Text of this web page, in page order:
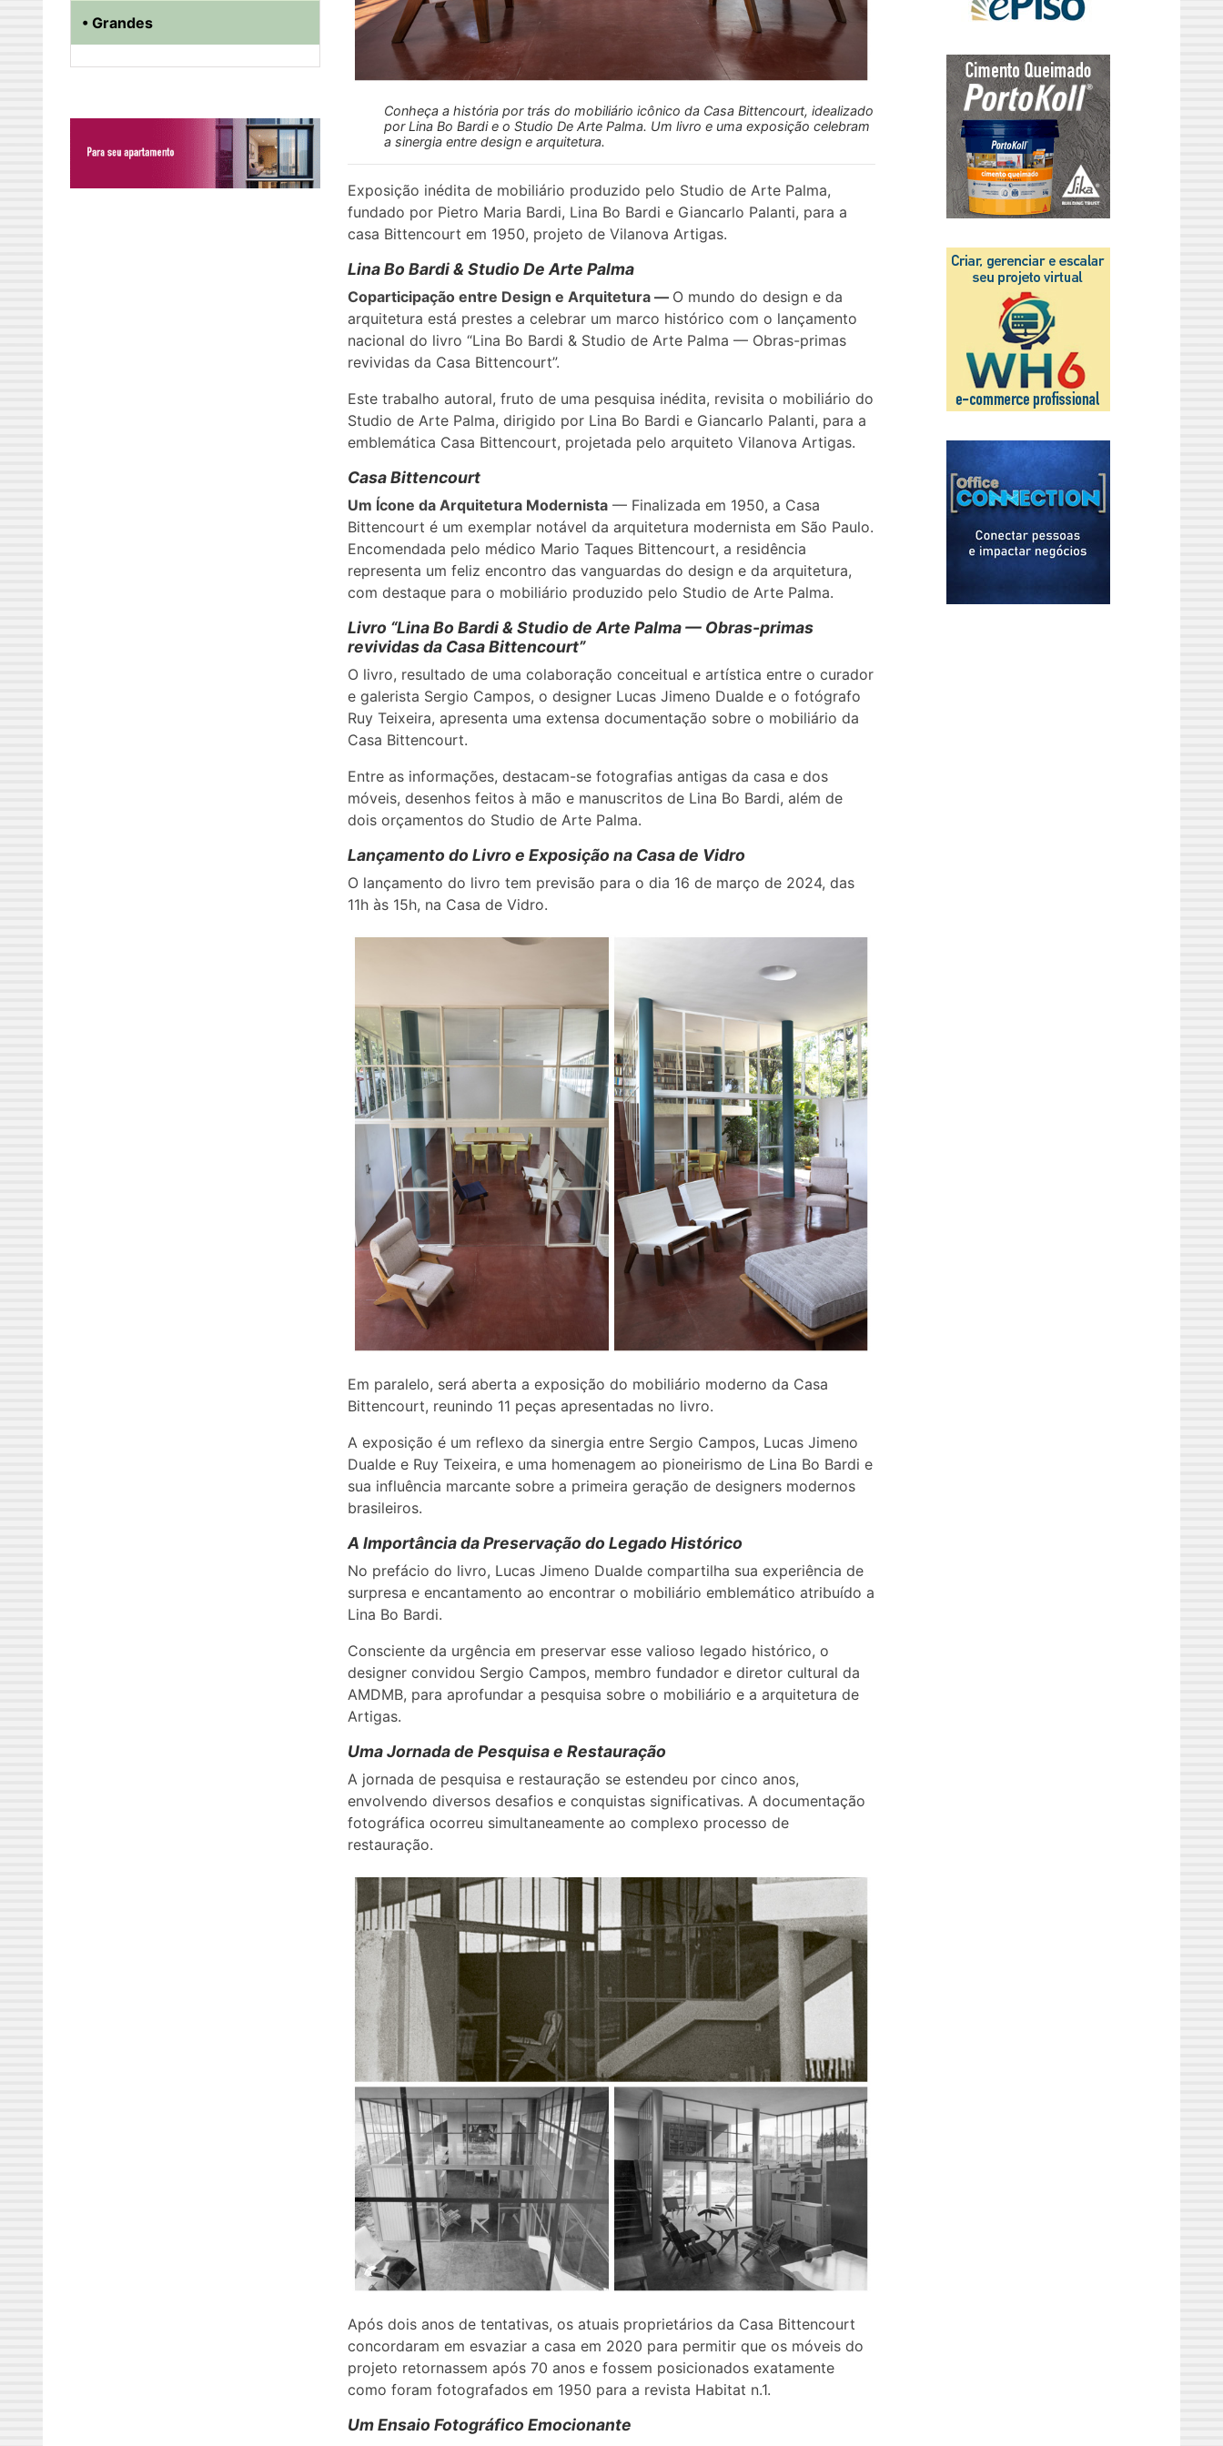
Conheça a história por trás do mobiliário icônico da Casa Bittencourt, idealizado
por Lina Bo Bardi e o Studio De Arte Palma. Um livro e uma exposição celebram
a sinergia entre design e arquitetura.
Exposição inédita de mobiliário produzido pelo Studio de Arte Palma,
fundado por Pietro Maria Bardi, Lina Bo Bardi e Giancarlo Palanti, para a
casa Bittencourt em 1950, projeto de Vilanova Artigas.
Lina Bo Bardi & Studio De Arte Palma
Coparticipação entre Design e Arquitetura — O mundo do design e da
arquitetura está prestes a celebrar um marco histórico com o lançamento
nacional do livro “Lina Bo Bardi & Studio de Arte Palma — Obras-primas
revividas da Casa Bittencourt”.
Este trabalho autoral, fruto de uma pesquisa inédita, revisita o mobiliário do
Studio de Arte Palma, dirigido por Lina Bo Bardi e Giancarlo Palanti, para a
emblemática Casa Bittencourt, projetada pelo arquiteto Vilanova Artigas.
Casa Bittencourt
Um Ícone da Arquitetura Modernista — Finalizada em 1950, a Casa
Bittencourt é um exemplar notável da arquitetura modernista em São Paulo.
Encomendada pelo médico Mario Taques Bittencourt, a residência
representa um feliz encontro das vanguardas do design e da arquitetura,
com destaque para o mobiliário produzido pelo Studio de Arte Palma.
Livro “Lina Bo Bardi & Studio de Arte Palma — Obras-primas
revividas da Casa Bittencourt”
O livro, resultado de uma colaboração conceitual e artística entre o curador
e galerista Sergio Campos, o designer Lucas Jimeno Dualde e o fotógrafo
Ruy Teixeira, apresenta uma extensa documentação sobre o mobiliário da
Casa Bittencourt.
Entre as informações, destacam-se fotografias antigas da casa e dos
móveis, desenhos feitos à mão e manuscritos de Lina Bo Bardi, além de
dois orçamentos do Studio de Arte Palma.
Lançamento do Livro e Exposição na Casa de Vidro
O lançamento do livro tem previsão para o dia 16 de março de 2024, das
11h às 15h, na Casa de Vidro.
Em paralelo, será aberta a exposição do mobiliário moderno da Casa
Bittencourt, reunindo 11 peças apresentadas no livro.
A exposição é um reflexo da sinergia entre Sergio Campos, Lucas Jimeno
Dualde e Ruy Teixeira, e uma homenagem ao pioneirismo de Lina Bo Bardi e
sua influência marcante sobre a primeira geração de designers modernos
brasileiros.
A Importância da Preservação do Legado Histórico
No prefácio do livro, Lucas Jimeno Dualde compartilha sua experiência de
surpresa e encantamento ao encontrar o mobiliário emblemático atribuído a
Lina Bo Bardi.
Consciente da urgência em preservar esse valioso legado histórico, o
designer convidou Sergio Campos, membro fundador e diretor cultural da
AMDMB, para aprofundar a pesquisa sobre o mobiliário e a arquitetura de
Artigas.
Uma Jornada de Pesquisa e Restauração
A jornada de pesquisa e restauração se estendeu por cinco anos,
envolvendo diversos desafios e conquistas significativas. A documentação
fotográfica ocorreu simultaneamente ao complexo processo de
restauração.
Após dois anos de tentativas, os atuais proprietários da Casa Bittencourt
concordaram em esvaziar a casa em 2020 para permitir que os móveis do
projeto retornassem após 70 anos e fossem posicionados exatamente
como foram fotografados em 1950 para a revista Habitat n.1.
Um Ensaio Fotográfico Emocionante
• Grandes